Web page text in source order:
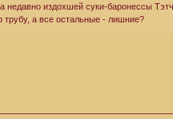
издохшей суки-баронессы
трубу, а все остальные - лишние?